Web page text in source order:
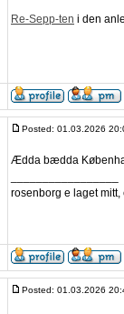
Re-Sepp-ten i den
Posted: 01.03.2026
Ædda bædda
rosenborg e laget mitt,
Posted: 01.03.2026